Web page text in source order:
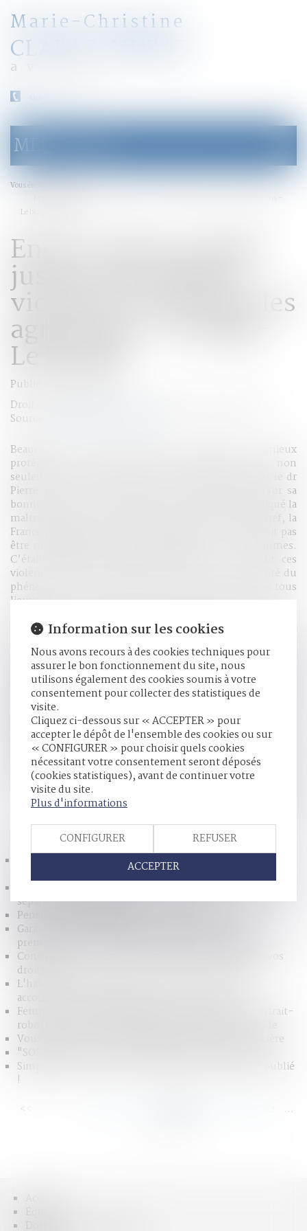
Marie-Christine
CLARAZ-MURAT
avocat
le
menu
MENU
Vous êtes ici :
Le blog-Le Monde
Encore mieux rendre
justice aux enfants
victimes et prévenir les
agressions - Le blog-
Le Monde
Publié le :
Droit de la famille, des personnes et de leur patrimoine
Source :
Beaucoup a été fait ces dernières décennies pour mieux
protéger les enfants contre les violences qui, non
seulement les menacent, mais les frappent. En 1981 le dr
Pierre Strauss a su réveiller une France endormie sur sa
bonne conscience et convaincue que, sans avoir éradiqué la
maltraitance, elle la contenait et savait y répondre. Bref, la
France du lendemain des Trente glorieuses ne pouvait pas
être maltraitante à l’égard des enfants et … de femmes.
C’était négliger la chape de plomb qui recouvrait ces
violences. C’était déjà négliger l’ampleur et la diversité du
phénomène, dans toutes les strates de la société et en tous
lieux.
le rapport du dr Strauss étant opportunément relayé en
circulaire interministérielle de 1983 et ses quatre circulaires
d’application ont marqué le coup d’envoi de la mobilisation
publique qui s’est traduite ensuite dans des textes comme
la loi du 10 juillet 1989 sur la maltraitance à enfants ou des
dispositifs comme la cellule de recueil de signalements des
enfants en danger créée en 2007.
En 1985 on a enfin abordé la question des violences
sexuelles, spécialement de l’inceste, mais ce n’est qu’en
2016 - loi du 16 mars - qu’explicitement notre droit pénal
s’est doté d’une infraction à ce nom...Lire la suite
HISTORIQUE
Encore mieux rendre justice aux enfants victimes et
prévenir les agressions - Le blog-Le Monde
séparations - Le Monde
Pension alimentaire garantie - Le parisien
Garantie contre les pensions alimentaires impayées :
premier bilan avant la généralisation du dispositif
Concubinage : Vous vivez en union libre, quels sont vos
droits ?
L'habilitation familiale pour protéger un proche est
accordée par le juge des tutelles - Le Particulier
Femme, jeune, plus diplômée que son conjoint : portrait-
robot de la victime de violences conjugales - Le Monde
Vous divorcez ? Vous n’échapperez pas à la taxe foncière
"SOS papa": Ils réclament le retour de leurs enfants
Simplification du droit de la famille : le décret enfin publié
!
<<
...
Accueil
Information sur les cookies
Nous avons recours à des cookies techniques pour
assurer le bon fonctionnement du site, nous
utilisons également des cookies soumis à votre
consentement pour collecter des statistiques de
visite.
Cliquez ci-dessous sur « ACCEPTER » pour
accepter le dépôt de l'ensemble des cookies ou sur
« CONFIGURER » pour choisir quels cookies
nécessitant votre consentement seront déposés
(cookies statistiques), avant de continuer votre
visite du site.
Plus d'informations
CONFIGURER
REFUSER
ACCEPTER